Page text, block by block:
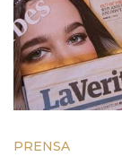
PRENSA